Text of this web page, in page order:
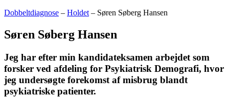
Dobbeltdiagnose – Holdet – Søren Søberg Hansen
Søren Søberg Hansen
Jeg har efter min kandidateksamen arbejdet som
forsker ved afdeling for Psykiatrisk Demografi, hvor
jeg undersøgte forekomst af misbrug blandt
psykiatriske patienter.